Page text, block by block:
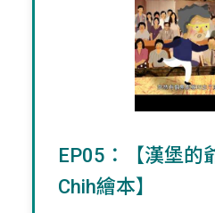
EP05：【漢堡的
Chih繪本】